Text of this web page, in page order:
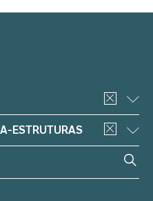
ESTRUTURAS